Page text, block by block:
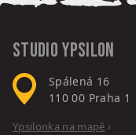
Studio Ypsilon
Spálená 16
110 00 Praha 1
Ypsilonka na mapě ›